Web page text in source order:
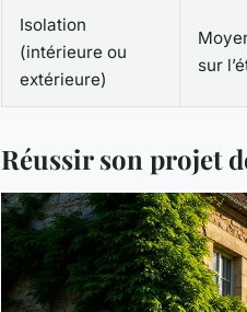
Isolation
(intérieure ou
extérieure)
sur
Réussir son projet